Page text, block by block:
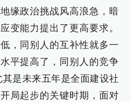
缘政治挑战风高浪急，暗
变能力提出了更高要求。
，同别人的互补性就多一
平提高了，同别人的竞争
是未来五年是全面建设社
局起步的关键时期，面对